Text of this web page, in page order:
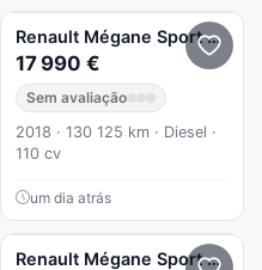
Limited 1.5DCI
Renault Mégane Sport Tourer
17 990 €
Sem avaliação
2018 · 130 125 km · Diesel ·
110 cv
um dia atrás
1.6 E-Tech Plug-In Limited
Renault Mégane Sport Tourer